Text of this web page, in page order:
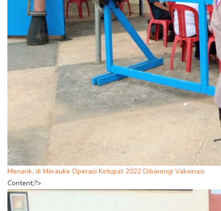
Menarik, di Merauke Operasi Ketupat 2022 Dibarengi Vaksinasi
Content;?>